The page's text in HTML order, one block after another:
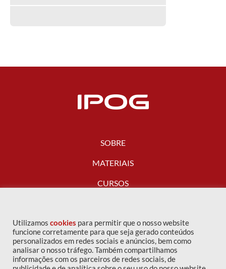
SOBRE
MATERIAIS
CURSOS
FALE CONOSCO
Utilizamos cookies para permitir que o nosso website
funcione corretamente para que seja gerado conteúdos
personalizados em redes sociais e anúncios, bem como
analisar o nosso tráfego. Também compartilhamos
informações com os parceiros de redes sociais, de